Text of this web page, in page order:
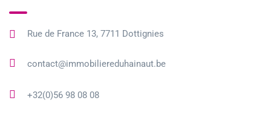
Rue de France 13, 7711 Dottignies
contact@immobiliereduhainaut.be
+32(0)56 98 08 08